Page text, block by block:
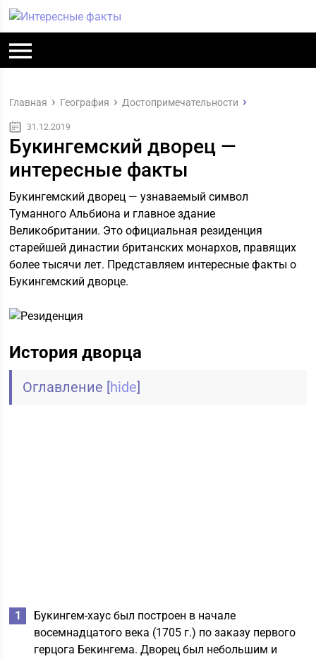
Главная География Достопримечательности
31.12.2019
Букингемский дворец —
интересные факты
Букингемский дворец — узнаваемый символ
Туманного Альбиона и главное здание
Великобритании. Это официальная резиденция
старейшей династии британских монархов, правящих
более тысячи лет. Представляем интересные факты о
Букингемский дворце.
История дворца
Оглавление [hide]
Букингем-хаус был построен в начале
восемнадцатого века (1705 г.) по заказу первого
герцога Бекингема. Дворец был небольшим и